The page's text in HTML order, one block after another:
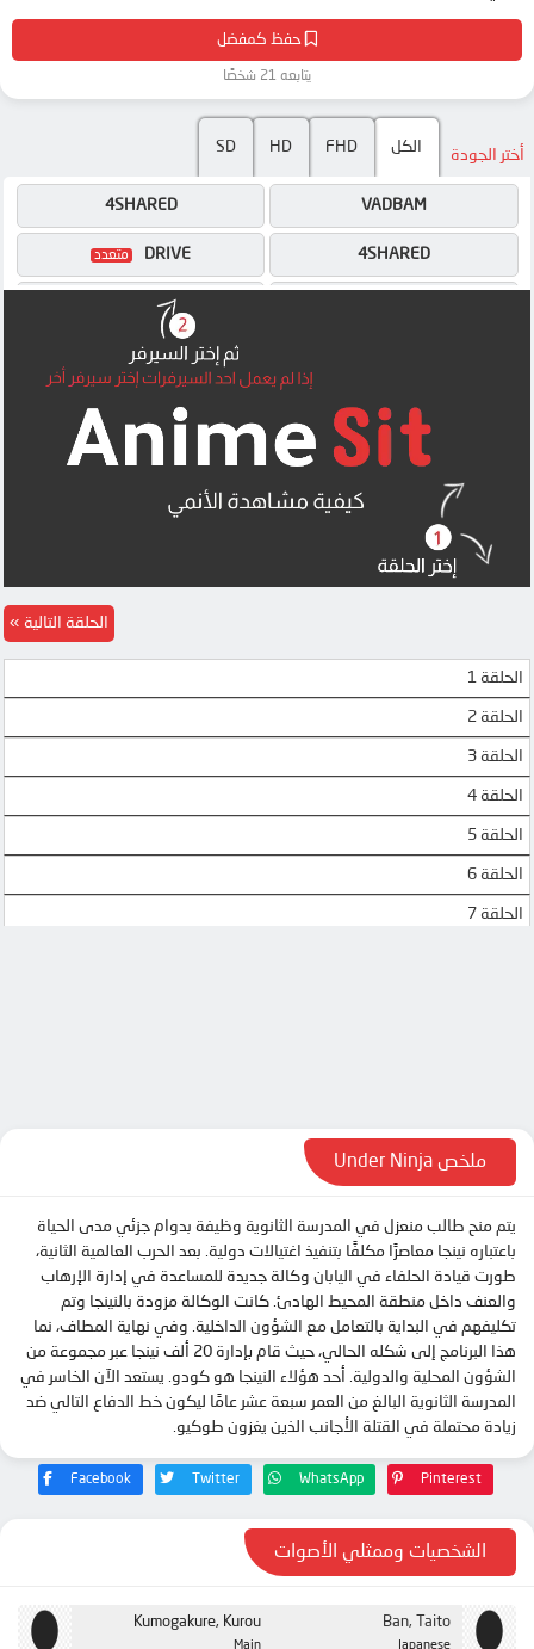
حفظ كمفضل
يتابعه 21 شخصًا
أختر الجودة الكل FHD
HD
SD
VADBAM
OK
OK
DRIVE
4SHARED
4SHARED
الحلقة 1
الحلقة 2
الحلقة 3
الحلقة 4
الحلقة 5
الحلقة 6
الحلقة 7
الحلقة التالية
ملخص Under Ninja
يتم منح طالب منعزل في المدرسة الثانوية وظيفة بدوام جزئي مدى الحياة
باعتباره نينجا معاصرًا مكلفًا بتنفيذ اغتيالات دولية. بعد الحرب العالمية الثانية،
طورت قيادة الحلفاء في اليابان وكالة جديدة للمساعدة في إدارة الإرهاب
والعنف داخل منطقة المحيط الهادئ. كانت الوكالة مزودة بالنينجا وتم
تكليفهم في البداية بالتعامل مع الشؤون الداخلية. وفي نهاية المطاف، نما
هذا البرنامج إلى شكله الحالي، حيث قام بإدارة 20 ألف نينجا عبر مجموعة من
الشؤون المحلية والدولية. أحد هؤلاء النينجا هو كودو. يستعد الآن الخاسر في
المدرسة الثانوية البالغ من العمر سبعة عشر عامًا ليكون خط الدفاع التالي ضد
زيادة محتملة في القتلة الأجانب الذين يغزون طوكيو.
Facebook Twitter WhatsApp Pinterest
الشخصيات وممثلي الأصوات
Kumogakure, Kurou
Main
Ban, Taito
Japanese